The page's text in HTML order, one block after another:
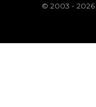
© 2003 - 2026